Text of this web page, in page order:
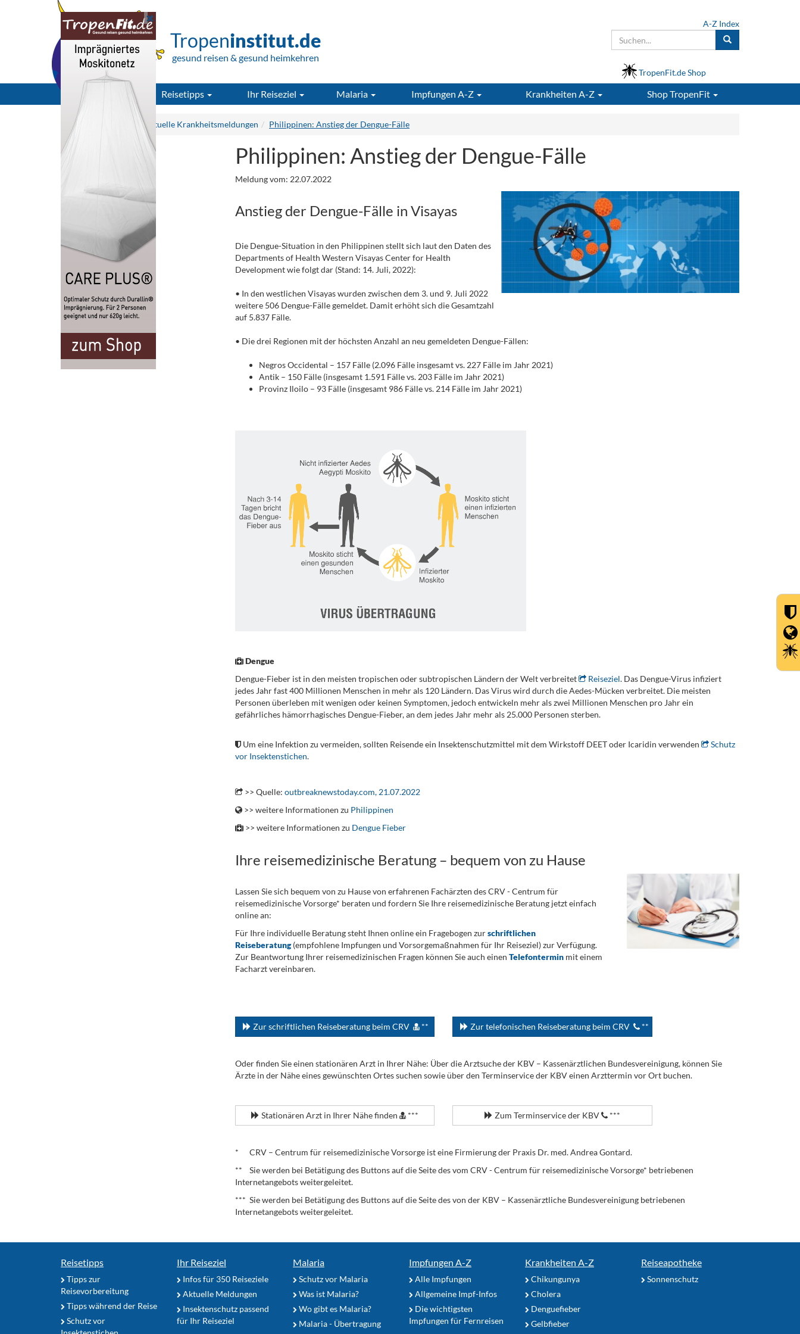
Tropeninstitut.de
gesund reisen & gesund heimkehren
A-Z Index
TropenFit.de Shop
Reisetipps Ihr Reiseziel Malaria Impfungen A-Z Krankheiten A-Z ShopTropenFit
Tropeninstitut.de Aktuelle Krankheitsmeldungen Philippinen: Anstieg der Dengue-Fälle
Philippinen: Anstieg der Dengue-Fälle
Meldung vom: 22.07.2022
Anstieg der Dengue-Fälle in Visayas
Die Dengue-Situation in den Philippinen stellt sich laut den Daten des
Departments of Health Western Visayas Center for Health
Development wie folgt dar (Stand: 14. Juli, 2022):
• In den westlichen Visayas wurden zwischen dem 3. und 9. Juli 2022
weitere 506 Dengue-Fälle gemeldet. Damit erhöht sich die Gesamtzahl
auf 5.837 Fälle.
• Die drei Regionen mit der höchsten Anzahl an neu gemeldeten Dengue-Fällen:
Negros Occidental – 157 Fälle (2.096 Fälle insgesamt vs. 227 Fälle im Jahr 2021)
Antik – 150 Fälle (insgesamt 1.591 Fälle vs. 203 Fälle im Jahr 2021)
Provinz Iloilo – 93 Fälle (insgesamt 986 Fälle vs. 214 Fälle im Jahr 2021)
Dengue
Dengue-Fieber ist in den meisten tropischen oder subtropischen Ländern der Welt verbreitet
Reiseziel. Das Dengue-Virus infiziert
jedes Jahr fast 400 Millionen Menschen in mehr als 120 Ländern. Das Virus wird durch die Aedes-Mücken verbreitet. Die meisten
Personen überleben mit wenigen oder keinen Symptomen, jedoch entwickeln mehr als zwei Millionen Menschen pro Jahr ein
gefährliches hämorrhagisches Dengue-Fieber, an dem jedes Jahr mehr als 25.000 Personen sterben.
Um eine Infektion zu vermeiden, sollten Reisende ein Insektenschutzmittel mit dem Wirkstoff DEET oder Icaridin verwenden
Schutz
vor Insektenstichen.
>> Quelle: outbreaknewstoday.com, 21.07.2022
>> weitere Informationen zu Philippinen
>> weitere Informationen zu Dengue Fieber
Ihre reisemedizinische Beratung – bequem von zu Hause
Lassen Sie sich bequem von zu Hause von erfahrenen Fachärzten des CRV - Centrum für
reisemedizinische Vorsorge* beraten und fordern Sie Ihre reisemedizinische Beratung jetzt einfach
online an:
Für Ihre individuelle Beratung steht Ihnen online ein Fragebogen zurschriftlichen
Reiseberatung(empfohlene Impfungen und Vorsorgemaßnahmen für Ihr Reiseziel) zur Verfügung.
Zur Beantwortung Ihrer reisemedizinischen Fragen können Sie auch einen Telefonterminmit einem
Facharzt vereinbaren.
Zur schriftlichen Reiseberatung beim CRV ** Zur telefonischen Reiseberatung beim CRV **
Oder finden Sie einen stationären Arzt in Ihrer Nähe: Über die Arztsuche der KBV – Kassenärztlichen Bundesvereinigung, können Sie
Ärzte in der Nähe eines gewünschten Ortes suchen sowie über den Terminservice der KBV einen Arzttermin vor Ort buchen.
Stationären Arzt in Ihrer Nähe finden *** Zum Terminservice der KBV ***
* CRV – Centrum für reisemedizinische Vorsorge ist eine Firmierung der Praxis Dr. med. Andrea Gontard.
** Sie werden bei Betätigung des Buttons auf die Seite des vom CRV - Centrum für reisemedizinische Vorsorge* betriebenen
Internetangebots weitergeleitet.
*** Sie werden bei Betätigung des Buttons auf die Seite des von der KBV – Kassenärztliche Bundesvereinigung betriebenen
Internetangebots weitergeleitet.
Reisetipps
Tipps zur
Reisevorbereitung
Tipps während der Reise
Schutz vor
Ihr Reiseziel
Infos für 350 Reiseziele
Aktuelle Meldungen
Insektenschutz passend
für Ihr Reiseziel
Malaria
Schutz vor Malaria
Was ist Malaria?
Wo gibt es Malaria?
Malaria - Übertragung
Impfungen A-Z
Alle Impfungen
Allgemeine Impf-Infos
Die wichtigsten
Impfungen für Fernreisen
Krankheiten A-Z
Chikungunya
Cholera
Denguefieber
Gelbfieber
Reiseapotheke
Sonnenschutz